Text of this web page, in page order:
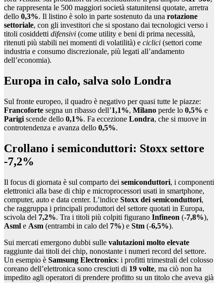
che rappresenta le 500 maggiori società statunitensi quotate, arretra
dello 0,3%. Il listino è solo in parte sostenuto da una rotazione
settoriale, con gli investitori che si spostano dai tecnologici verso i
titoli cosiddetti difensivi (come utility e beni di prima necessità,
ritenuti più stabili nei momenti di volatilità) e ciclici (settori come
industria e consumo discrezionale, più legati all’andamento
dell’economia).
Europa in calo, salva solo Londra
Sul fronte europeo, il quadro è negativo per quasi tutte le piazze:
Francoforte segna un ribasso dell’1,1%, Milano perde lo 0,5% e
Parigi scende dello 0,1%. Fa eccezione Londra, che si muove in
controtendenza e avanza dello 0,5%.
Crollano i semiconduttori: Stoxx settore
-7,2%
Il focus di giornata è sul comparto dei semiconduttori, i componenti
elettronici alla base di chip e microprocessori usati in smartphone,
computer, auto e data center. L’indice Stoxx dei semiconduttori,
che raggruppa i principali produttori del settore quotati in Europa,
scivola del 7,2%. Tra i titoli più colpiti figurano Infineon (-7,8%),
Asml e Asm (entrambi in calo del 7%) e Stm (-6,5%).
Sui mercati emergono dubbi sulle valutazioni molto elevate
raggiunte dai titoli dei chip, nonostante i numeri record del settore.
Un esempio è Samsung Electronics: i profitti trimestrali del colosso
coreano dell’elettronica sono cresciuti di 19 volte, ma ciò non ha
impedito agli operatori di prendere profitto su un titolo che aveva già